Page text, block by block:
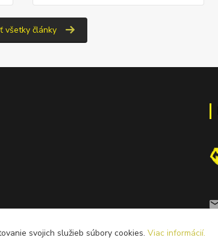
všetky články
svojich služieb súbory cookies. Viac informácií.